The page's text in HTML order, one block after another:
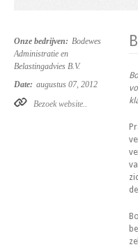
Onze bedrijven: Bodewes
Administratie en
Belastingadvies B.V.
Date: augustus 07, 2012
Bezoek website..